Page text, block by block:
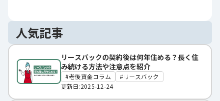
人気記事
リースバックの契約後は何年住める？長く住
み続ける方法や注意点を紹介
老後資金コラム
リースバック
更新日:2025-12-24